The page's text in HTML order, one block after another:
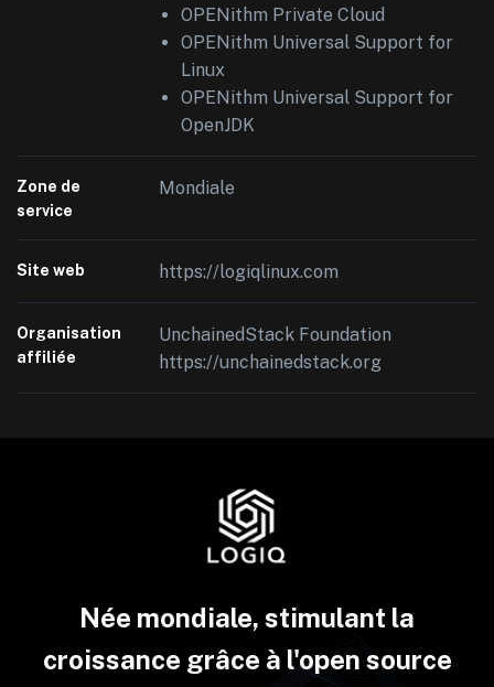
OPENithm Private Cloud
OPENithm Universal Support for
Linux
OPENithm Universal Support for
OpenJDK
Zone de
service
Mondiale
Site web https://logiqlinux.com
Organisation
affiliée
UnchainedStack Foundation
https://unchainedstack.org
Née mondiale, stimulant la
croissance grâce à l'open source